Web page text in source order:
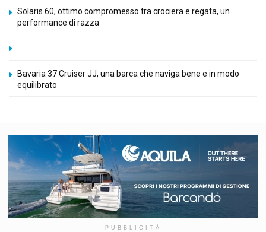
Solaris 60, ottimo compromesso tra crociera e regata, un
performance di razza
Bavaria 37 Cruiser JJ, una barca che naviga bene e in modo
equilibrato
PUBBLICITÀ